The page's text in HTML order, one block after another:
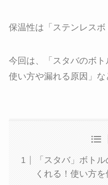
保温性は「ステンレスボ
今回は、「スタバのボト
使い方や漏れる原因」な
「スタバ」ボト
くれる！使い方を